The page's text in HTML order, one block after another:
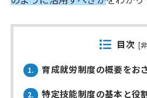
目次 [
1. 育成就労制度の概要をお
2. 特定技能制度の基本と役